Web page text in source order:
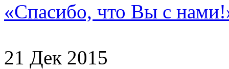
«Спасибо, что Вы с
21 Дек 2015